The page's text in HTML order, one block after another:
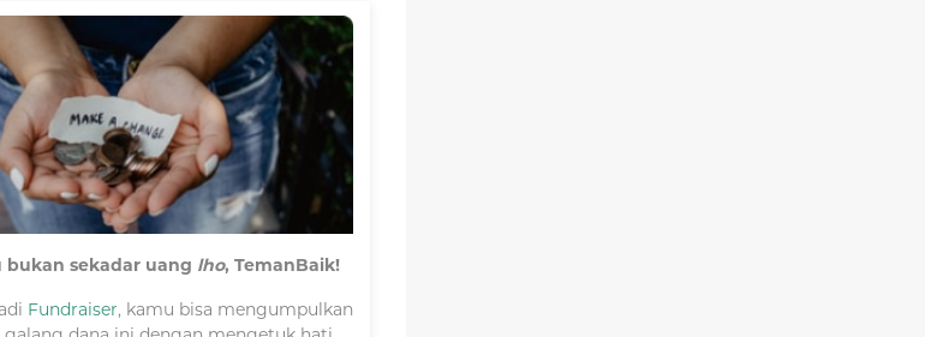
orang tua Dinda ingin menyampaikan terima
sebesar-besarnya kepada #TemanBaik semua
membantu pengobatan Dinda selama ini.
Dinda sedang kurang sehat, ia mengalami
pilek, serta didiagnosis terkena tipes yang
sekadar uang lho, TemanBaik!
Fundraiser, kamu bisa mengumpulkan